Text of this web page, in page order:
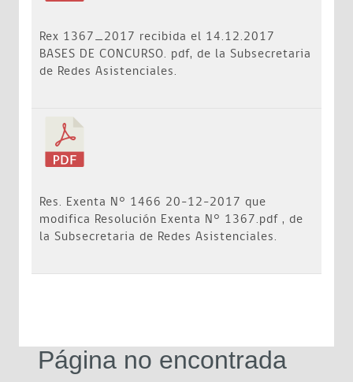
Rex 1367_2017 recibida el 14.12.2017
BASES DE CONCURSO. pdf, de la Subsecretaria
de Redes Asistenciales.
Res. Exenta N° 1466 20-12-2017 que
modifica Resolución Exenta N° 1367.pdf , de
la Subsecretaria de Redes Asistenciales.
Página no encontrada